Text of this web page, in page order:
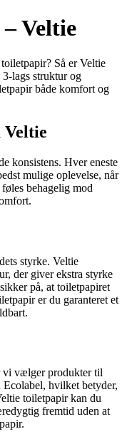
Veltie
Så er Veltie
lags struktur og
både komfort og
Veltie
konsistens. Hver eneste
mulige oplevelse, når
behagelig mod
styrke. Veltie
der giver ekstra styrke
på, at toiletpapiret
er du garanteret et
vi vælger produkter til
hvilket betyder,
toiletpapir kan du
fremtid uden at